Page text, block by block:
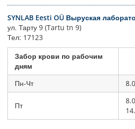
SYNLAB Eesti OÜ Выруская
ул. Тарту 9 (Tartu tn 9)
Тел: 17123
Забор крови по рабочим
дням
Пн-Чт
Пт